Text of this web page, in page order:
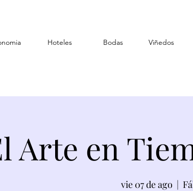
Hoteles Bodas Viñedos
Arte en
vie 07 de ago
  |